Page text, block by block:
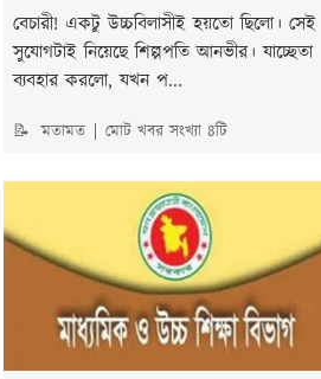
বেচারী! একটু উচ্চবিলাসীই হয়তো ছিলো। সেই
সুযোগটাই নিয়েছে শিল্পপতি আনভীর। যাচ্ছেতা
ব্যবহার করলো, যখন প...
📝 মতামত মোট খবর সংখ্যা 8টি